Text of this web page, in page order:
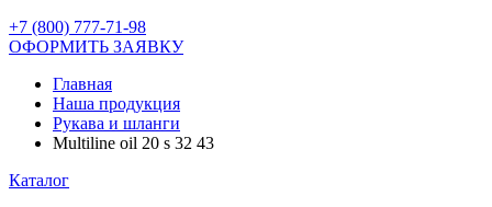
+7 (800) 777-71-98
ОФОРМИТЬ ЗАЯВКУ
Главная
Наша продукция
Рукава и шланги
Multiline oil 20 s 32 43
Каталог